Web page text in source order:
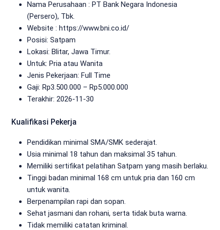
Nama Perusahaan : PT Bank Negara Indonesia
(Persero), Tbk.
Website : https://www.bni.co.id/
Posisi: Satpam
Lokasi: Blitar, Jawa Timur.
Untuk: Pria atau Wanita
Jenis Pekerjaan: Full Time
Gaji: Rp3.500.000 – Rp5.000.000
Terakhir: 2026-11-30
Kualifikasi Pekerja
Pendidikan minimal SMA/SMK sederajat.
Usia minimal 18 tahun dan maksimal 35 tahun.
Memiliki sertifikat pelatihan Satpam yang masih berlaku.
Tinggi badan minimal 168 cm untuk pria dan 160 cm
untuk wanita.
Berpenampilan rapi dan sopan.
Sehat jasmani dan rohani, serta tidak buta warna.
Tidak memiliki catatan kriminal.